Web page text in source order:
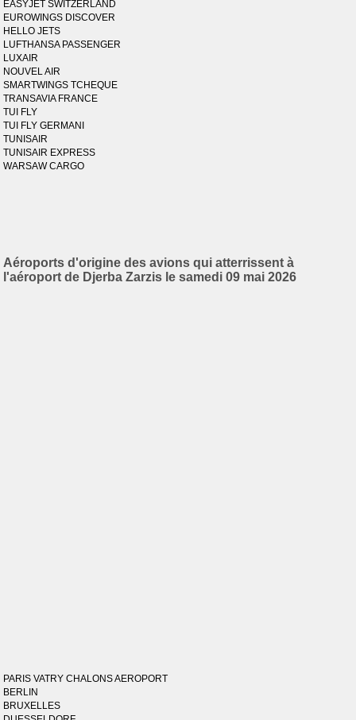
EASYJET SWITZERLAND
EUROWINGS DISCOVER
HELLO JETS
LUFTHANSA PASSENGER
LUXAIR
NOUVEL AIR
SMARTWINGS TCHEQUE
TRANSAVIA FRANCE
TUI FLY
TUI FLY GERMANI
TUNISAIR
TUNISAIR EXPRESS
WARSAW CARGO
Aéroports d'origine des avions qui atterrissent à
l'aéroport de Djerba Zarzis le samedi 09 mai 2026
PARIS VATRY CHALONS AEROPORT
BERLIN
BRUXELLES